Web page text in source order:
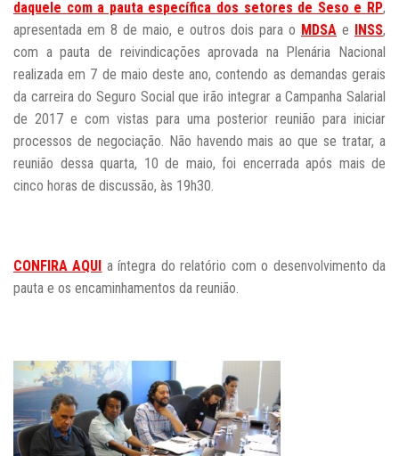
daquele com a pauta específica dos setores de Seso e RP,
apresentada em 8 de maio, e outros dois para o MDSA e INSS,
com a pauta de reivindicações aprovada na Plenária Nacional
realizada em 7 de maio deste ano, contendo as demandas gerais
da carreira do Seguro Social que irão integrar a Campanha Salarial
de 2017 e com vistas para uma posterior reunião para iniciar
processos de negociação. Não havendo mais ao que se tratar, a
reunião dessa quarta, 10 de maio, foi encerrada após mais de
cinco horas de discussão, às 19h30.
CONFIRA AQUI a íntegra do relatório com o desenvolvimento da
pauta e os encaminhamentos da reunião.